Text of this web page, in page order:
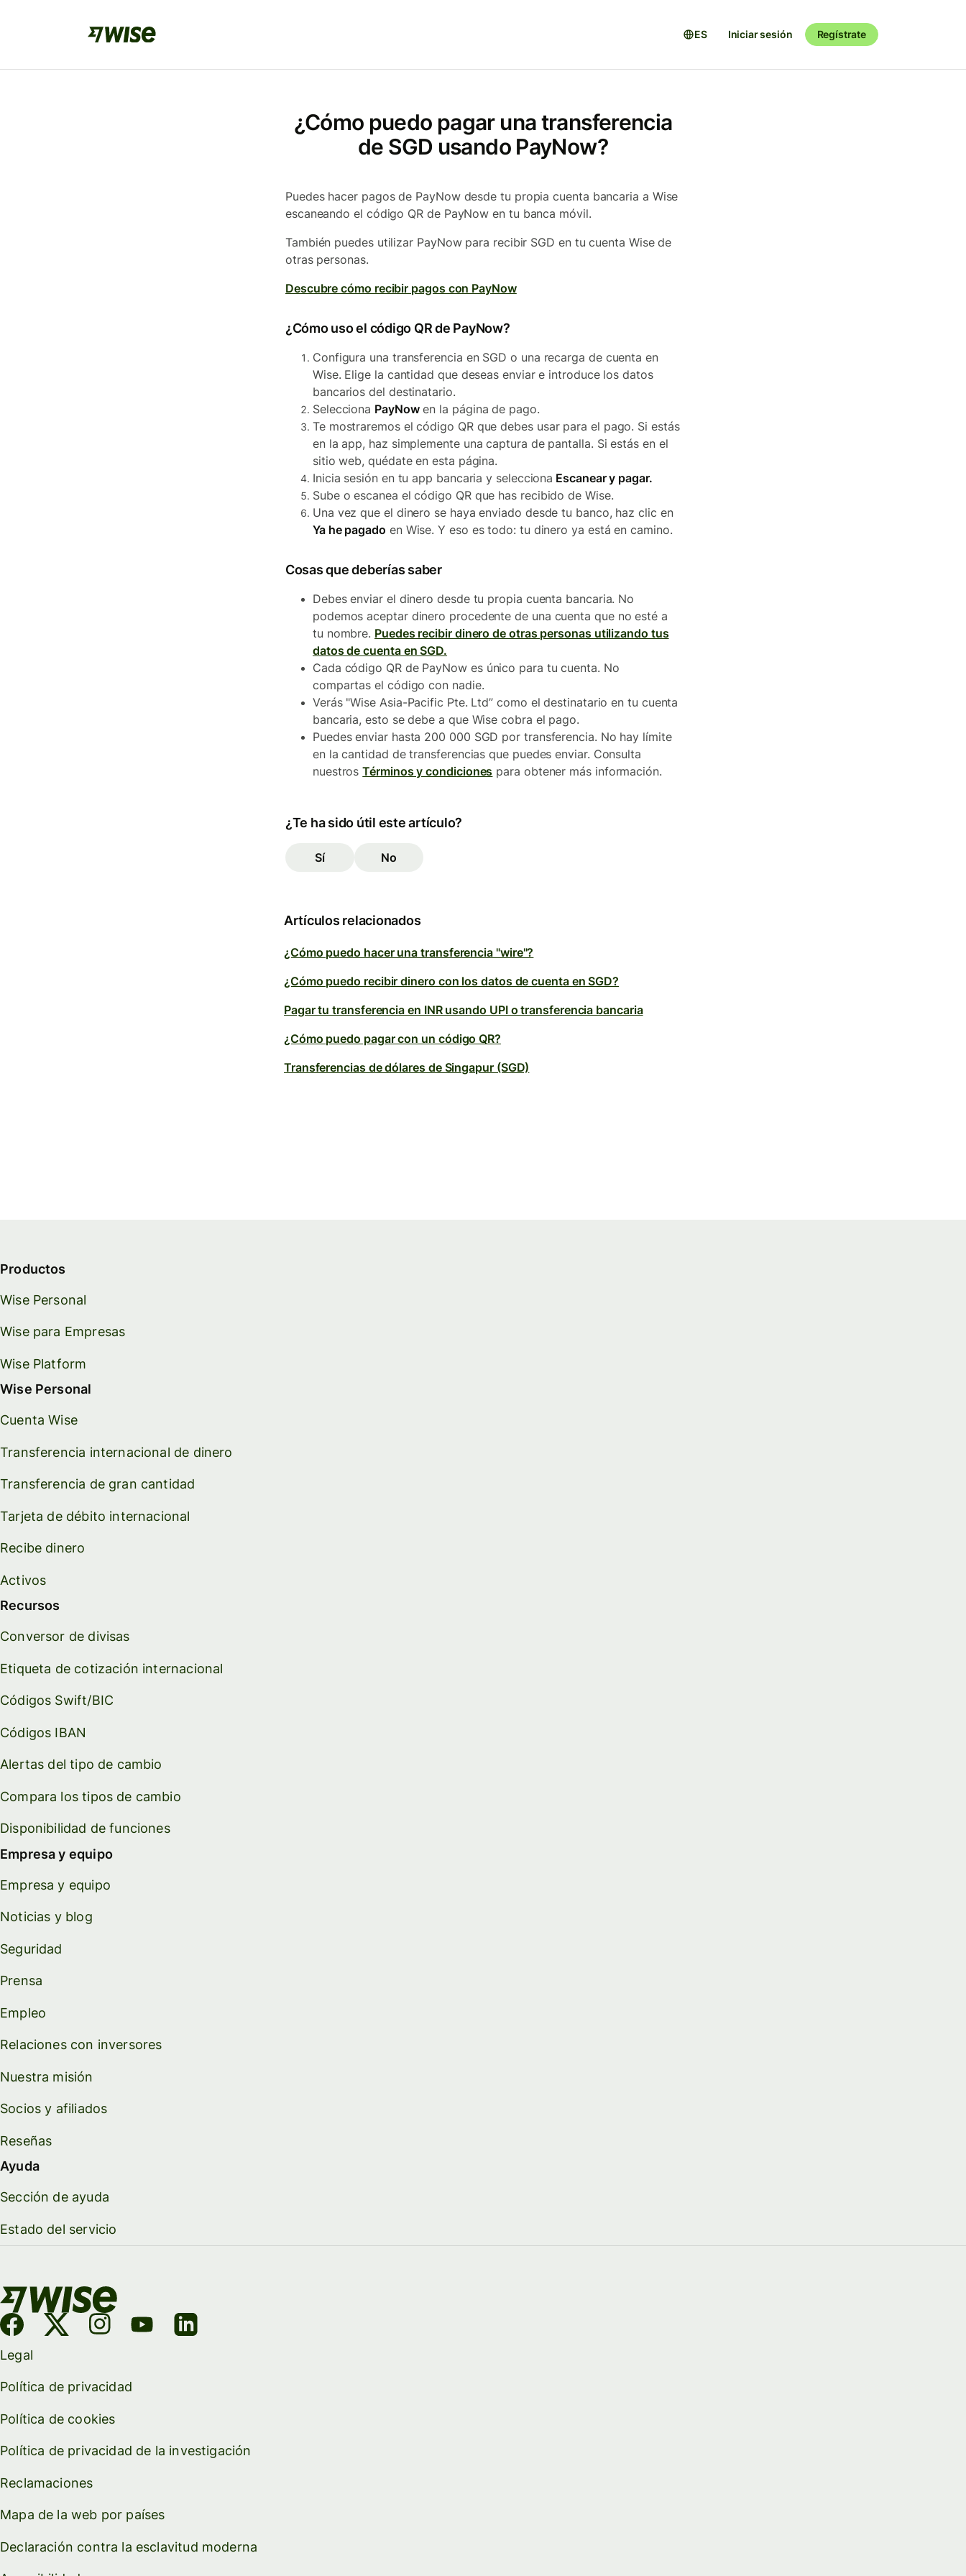
ES Iniciar sesión Regístrate
¿Cómo puedo pagar una transferencia
de SGD usando PayNow?
Puedes hacer pagos de PayNow desde tu propia cuenta bancaria a Wise
escaneando el código QR de PayNow en tu banca móvil.
También puedes utilizar PayNow para recibir SGD en tu cuenta Wise de
otras personas.
Descubre cómo recibir pagos con PayNow
¿Cómo uso el código QR de PayNow?
Configura una transferencia en SGD o una recarga de cuenta en
Wise. Elige la cantidad que deseas enviar e introduce los datos
bancarios del destinatario.
Selecciona PayNowen la página de pago.
Te mostraremos el código QR que debes usar para el pago. Si estás
en la app, haz simplemente una captura de pantalla. Si estás en el
sitio web, quédate en esta página.
Inicia sesión en tu app bancaria y selecciona Escanear y pagar.
Sube o escanea el código QR que has recibido de Wise.
Una vez que el dinero se haya enviado desde tu banco, haz clic en
Ya he pagado en Wise. Y eso es todo: tu dinero ya está en camino.
Cosas que deberías saber
Debes enviar el dinero desde tu propia cuenta bancaria. No
podemos aceptar dinero procedente de una cuenta que no esté a
tu nombre. Puedes recibir dinero de otras personas utilizando tus
datos de cuenta en SGD.
Cada código QR de PayNow es único para tu cuenta. No
compartas el código con nadie.
Verás "Wise Asia-Pacific Pte. Ltd” como el destinatario en tu cuenta
bancaria, esto se debe a que Wise cobra el pago.
Puedes enviar hasta 200 000 SGD por transferencia. No hay límite
en la cantidad de transferencias que puedes enviar. Consulta
nuestrosTérminos y condiciones para obtener más información.
¿Te ha sido útil este artículo?
Sí No
Artículos relacionados
¿Cómo puedo hacer una transferencia "wire"?
¿Cómo puedo recibir dinero con los datos de cuenta en SGD?
Pagar tu transferencia en INR usando UPI o transferencia bancaria
¿Cómo puedo pagar con un código QR?
Transferencias de dólares de Singapur (SGD)
Productos
Wise Personal
Wise para Empresas
Wise Platform
Wise Personal
Cuenta Wise
Transferencia internacional de dinero
Transferencia de gran cantidad
Tarjeta de débito internacional
Recibe dinero
Activos
Recursos
Conversor de divisas
Etiqueta de cotización internacional
Códigos Swift/BIC
Códigos IBAN
Alertas del tipo de cambio
Compara los tipos de cambio
Disponibilidad de funciones
Empresa y equipo
Empresa y equipo
Noticias y blog
Seguridad
Prensa
Empleo
Relaciones con inversores
Nuestra misión
Socios y afiliados
Reseñas
Ayuda
Sección de ayuda
Estado del servicio
Legal
Política de privacidad
Política de cookies
Política de privacidad de la investigación
Reclamaciones
Mapa de la web por países
Declaración contra la esclavitud moderna